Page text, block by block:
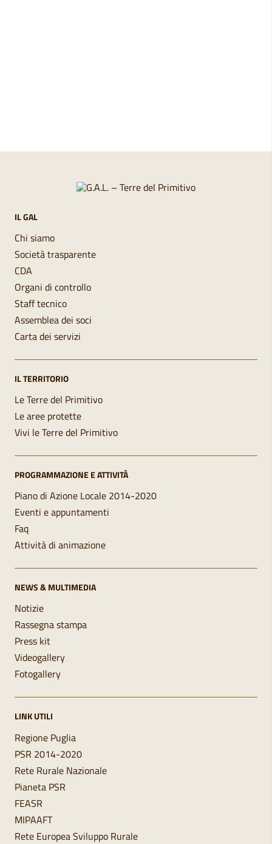
IL GAL
Chi siamo
Società trasparente
CDA
Organi di controllo
Staff tecnico
Assemblea dei soci
Carta dei servizi
IL TERRITORIO
Le Terre del Primitivo
Le aree protette
Vivi le Terre del Primitivo
PROGRAMMAZIONE E ATTIVITÀ
Piano di Azione Locale 2014-2020
Eventi e appuntamenti
Faq
Attività di animazione
NEWS & MULTIMEDIA
Notizie
Rassegna stampa
Press kit
Videogallery
Fotogallery
LINK UTILI
Regione Puglia
PSR 2014-2020
Rete Rurale Nazionale
Pianeta PSR
FEASR
MIPAAFT
Rete Europea Sviluppo Rurale